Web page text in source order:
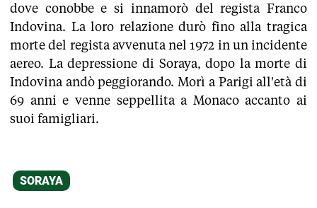
dove conobbe e si innamorò del regista Franco
Indovina. La loro relazione durò fino alla tragica
morte del regista avvenuta nel 1972 in un incidente
aereo. La depressione di Soraya, dopo la morte di
Indovina andò peggiorando. Morì a Parigi all'età di
69 anni e venne seppellita a Monaco accanto ai
suoi famigliari.